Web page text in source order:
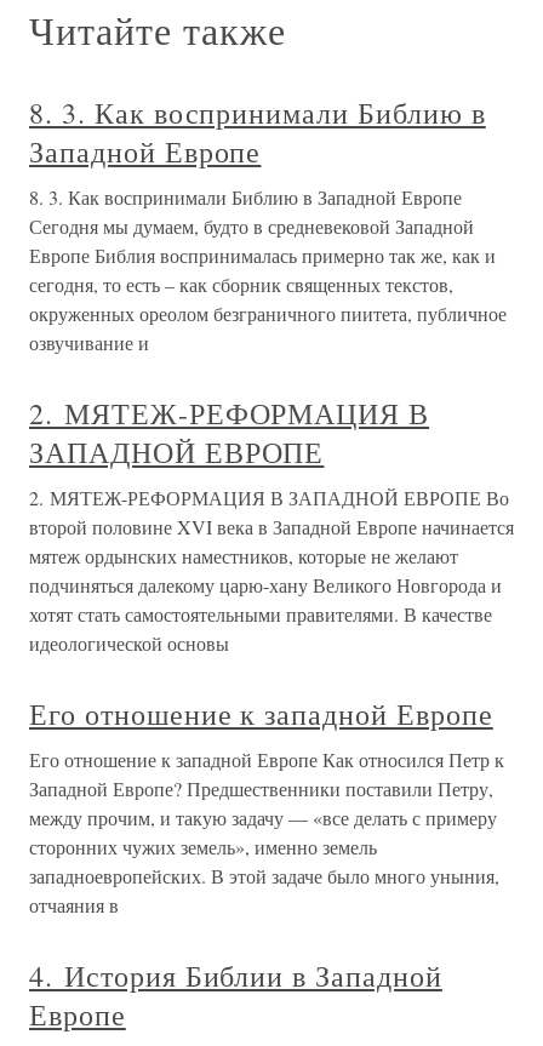
Читайте также
8. 3. Как воспринимали Библию в
Западной Европе
8. 3. Как воспринимали Библию в Западной Европе
Сегодня мы думаем, будто в средневековой Западной
Европе Библия воспринималась примерно так же, как и
сегодня, то есть – как сборник священных текстов,
окруженных ореолом безграничного пиитета, публичное
озвучивание и
2. МЯТЕЖ-РЕФОРМАЦИЯ В
ЗАПАДНОЙ ЕВРОПЕ
2. МЯТЕЖ-РЕФОРМАЦИЯ В ЗАПАДНОЙ ЕВРОПЕ Во
второй половине XVI века в Западной Европе начинается
мятеж ордынских наместников, которые не желают
подчиняться далекому царю-хану Великого Новгорода и
хотят стать самостоятельными правителями. В качестве
идеологической основы
Его отношение к западной Европе
Его отношение к западной Европе Как относился Петр к
Западной Европе? Предшественники поставили Петру,
между прочим, и такую задачу — «все делать с примеру
сторонних чужих земель», именно земель
западноевропейских. В этой задаче было много уныния,
отчаяния в
4. История Библии в Западной
Европе